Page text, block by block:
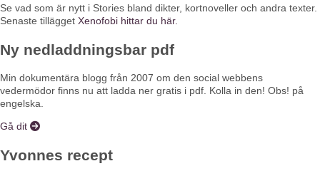
Se vad som är nytt i Stories bland dikter, kortnoveller och andra texter.
Senaste tillägget Xenofobi hittar du här.
Ny nedladdningsbar pdf
Min dokumentära blogg från 2007 om den social webbens
vedermödor finns nu att ladda ner gratis i pdf. Kolla in den! Obs! på
engelska.
Gå dit
Yvonnes recept